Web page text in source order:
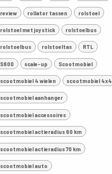
review rollator tassen rolstoel
rolstoel met joystick rolstoelbus
rolstoelbus rolstoeltas RTL
S800 scale-up Scootmobiel
scootmobiel 4 wielen scootmobiel 4x4
scootmobiel aanhanger
scootmobiel accessoires
scootmobiel actieradius 60 km
scootmobiel actieradius 70 km
scootmobiel auto